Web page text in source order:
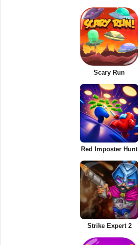
Scary Run
Red Imposter Hunt
Strike Expert 2